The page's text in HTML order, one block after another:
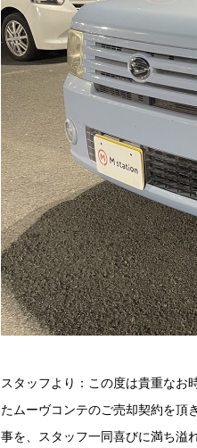
スタッフより：この度は貴重なお
たムーヴコンテのご売却契約を頂
事を、スタッフ一同喜びに満ち溢